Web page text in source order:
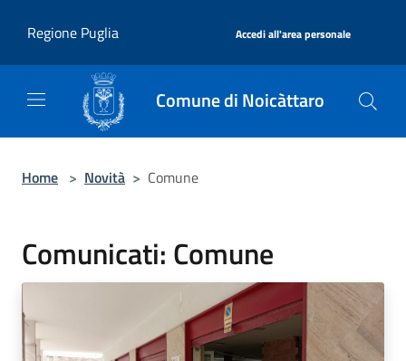
Regione Puglia
Accedi all'area personale
Comune di Noicàttaro
Home > Novità > Comune
Comunicati: Comune